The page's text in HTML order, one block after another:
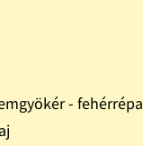
- fehérrépa